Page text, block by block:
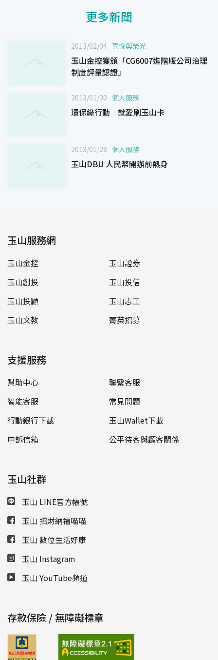
更多新聞
2013/02/04 喜悅與榮光
玉山金控獲頒「CG6007進階版公司治理
制度評量認證」
2013/01/30 個人服務
環保綠行動 就愛刷玉山卡
2013/01/28 個人服務
玉山DBU 人民幣開辦前熱身
玉山服務網
玉山金控
玉山證券
玉山創投
玉山投信
玉山投顧
玉山志工
玉山文教
菁英招募
支援服務
幫助中心
聯繫客服
智能客服
常見問題
行動銀行下載
玉山Wallet下載
申訴信箱
公平待客與顧客關係
玉山社群
玉山 LINE官方帳號
玉山 招財納福喵喵
玉山 數位生活好康
玉山 Instagram
玉山 YouTube頻道
存款保險 / 無障礙標章